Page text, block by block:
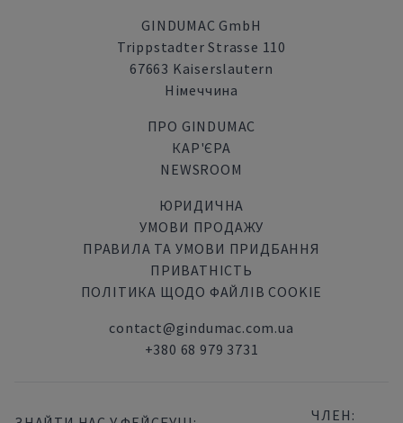
GINDUMAC GmbH
Trippstadter Strasse 110
67663 Kaiserslautern
Німеччина
ПРО GINDUMAC
КАР'ЄРА
NEWSROOM
ЮРИДИЧНА
УМОВИ ПРОДАЖУ
ПРАВИЛА ТА УМОВИ ПРИДБАННЯ
ПРИВАТНІСТЬ
ПОЛІТИКА ЩОДО ФАЙЛІВ COOKIE
contact@gindumac.com.ua
+380 68 979 3731
ЧЛЕН: